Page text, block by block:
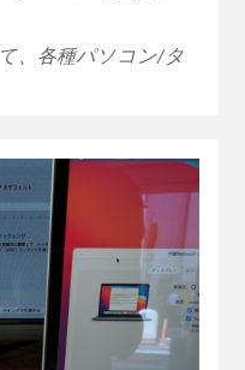
、各種パソコン/タ